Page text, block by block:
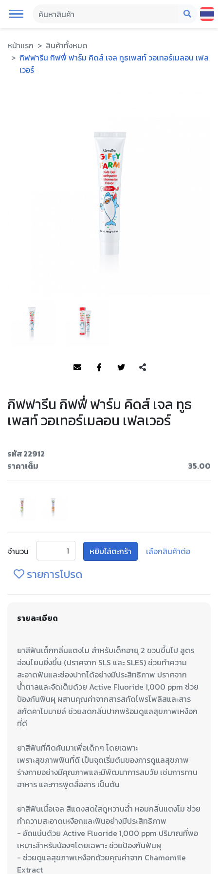
หน้าแรก
สินค้าทั้งหมด
กิฟฟารีน กิฟฟี่ ฟาร์ม คิดส์ เจล ทูธเพสท์ วอเทอร์เมลอน เฟล
เวอร์
กิฟฟารีน กิฟฟี่ ฟาร์ม คิดส์ เจล ทูธ
เพสท์ วอเทอร์เมลอน เฟลเวอร์
รหัส 22912
ราคาเต็ม
35.00
จำนวน หยิบใส่ตะกร้า เลือกสินค้าต่อ
รายการโปรด
รายละเอียด
ยาสีฟันเด็กกลิ่นแตงโม สำหรับเด็กอายุ 2 ขวบขึ้นไป สูตร
อ่อนโยนยิ่งขึ้น (ปราศจาก SLS และ SLES) ช่วยทำความ
สะอาดฟันและช่องปากได้อย่างมีประสิทธิภาพ ปราศจาก
น้ำตาลและจัดเต็มด้วย Active Fluoride 1,000 ppm ช่วย
ป้องกันฟันผุ ผสานคุณค่าจากสารสกัดโพรโพลิสและสาร
สกัดคาโมมายล์ ช่วยลดกลิ่นปากพร้อมดูแลสุขภาพเหงือก
ยาสีฟันที่คิดค้นมาเพื่อเด็กๆ โดยเฉพาะ
เพราะสุขภาพฟันที่ดี เป็นจุดเริ่มต้นของการดูแลสุขภาพ
ร่างกายอย่างมีคุณภาพและมีพัฒนาการสมวัย เช่นการทาน
อาหาร และการพูดสื่อสาร เป็นต้น
ยาสีฟันเนื้อเจล สีแดงสดใสดูหวานฉ่ำ หอมกลิ่นแตงโม ช่วย
ทำความสะอาดเหงือกและฟันอย่างมีประสิทธิภาพ
- อัดแน่นด้วย Active Fluoride 1,000 ppm ปริมาณที่พอ
เหมาะสำหรับน้องๆโดยเฉพาะ ช่วยป้องกันฟันผุ
- ช่วยดูแลสุขภาพเหงือกด้วยคุณค่าจาก Chamomile
Extract